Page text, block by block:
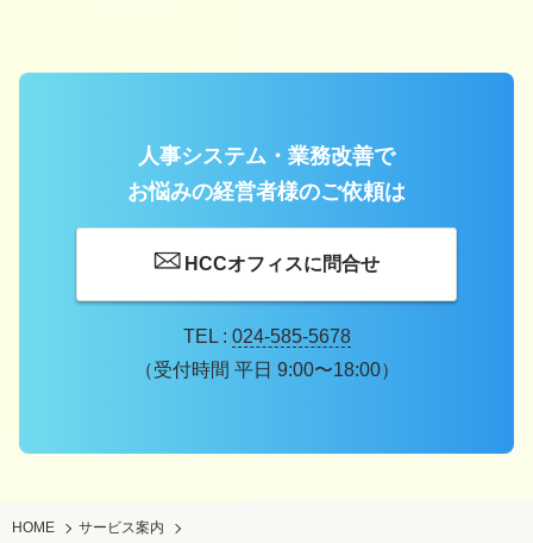
人事システム・業務改善で
お悩みの経営者様のご依頼は
HCCオフィスに問合せ
TEL : 024-585-5678
（受付時間 平日 9:00〜18:00）
HOME
サービス案内